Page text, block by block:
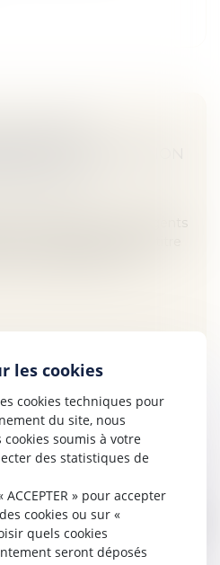
AMIANTE :
À LA FONCTION
PUBLIC.FR
fonctionnaires et les agents
reconnus atteints, au titre
publique, d'une
: LA
LE TERRAIN DE L’UN
DU PALAIS
séparent, la maison, édifiée
à concubine et dont la
les cookies
cookies techniques pour
du site, nous
soumis à votre
des statistiques de
» pour accepter
cookies ou sur «
quels cookies
seront déposés